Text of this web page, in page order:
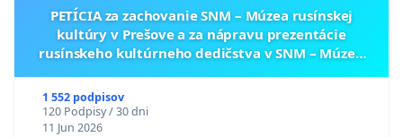
PETÍCIA za zachovanie SNM – Múzea rusínskej
kultúry v Prešove a za nápravu prezentácie
rusínskeho kultúrneho dedičstva v SNM – Múzeu
1 552 podpisov
120 Podpisy / 30 dni
11 Jun 2026